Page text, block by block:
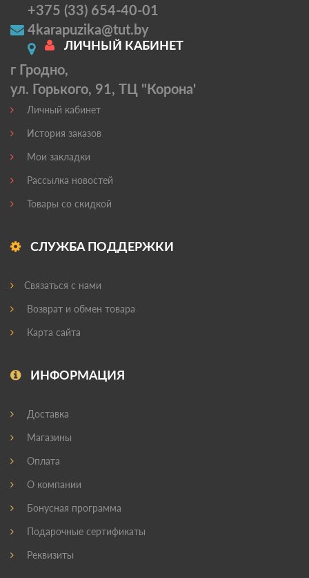
+375 (33) 654-40-01
4karapuzika@tut.by
г Гродно,
ул. Горького, 91, ТЦ "Корона'
ЛИЧНЫЙ КАБИНЕТ
Личный кабинет
История заказов
Мои закладки
Рассылка новостей
Товары со скидкой
СЛУЖБА ПОДДЕРЖКИ
Связаться с нами
Возврат и обмен товара
Карта сайта
ИНФОРМАЦИЯ
Доставка
Магазины
Оплата
О компании
Бонусная программа
Подарочные сертификаты
Реквизиты